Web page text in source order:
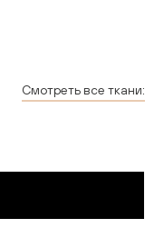
Смотреть все ткани: